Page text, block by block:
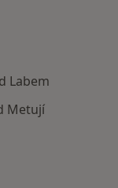
Labem
Metují